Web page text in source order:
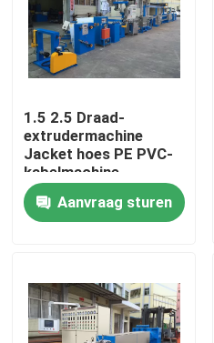
Thuis
Producten
Video's
1.5 2.5 Draad-
extrudermachine
Jacket hoes PE PVC-
kabelmachine
Aanvraag sturen